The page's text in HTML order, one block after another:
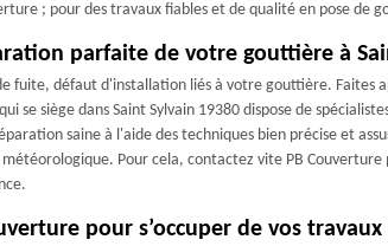
; pour des travaux fiables et de qualité en pose de
parfaite de votre gouttière à
fuite, défaut d'installation liés à votre gouttière. Faites
se siège dans Saint Sylvain 19380 dispose de
saine à l'aide des techniques bien précise et
Pour cela, contactez vite PB
pour s’occuper de vos